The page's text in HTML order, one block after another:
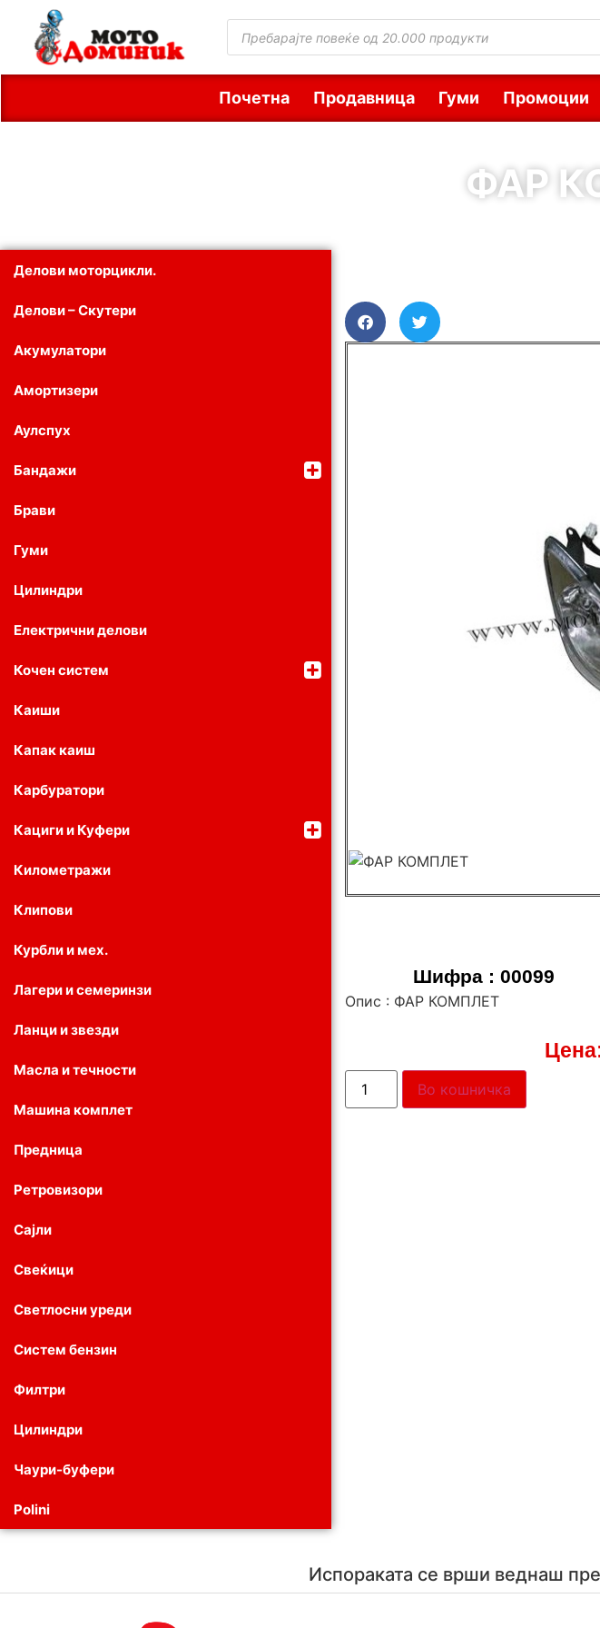
Почетна Продавница Гуми Промоции
ФАР
Делови моторцикли.
Делови – Скутери
Акумулатори
Амортизери
Аулспух
Бандажи
Брави
Гуми
Цилиндри
Електрични делови
Кочен систем
Каиши
Капак каиш
Карбуратори
Кациги и Куфери
Километражи
Клипови
Курбли и мех.
Лагери и семеринзи
Ланци и звезди
Масла и течности
Машина комплет
Предница
Ретровизори
Сајли
Свеќици
Светлосни уреди
Систем бензин
Филтри
Цилиндри
Чаури-буфери
Polini
Шифра : 00099
Опис : ФАР КОМПЛЕТ
Во кошничка
Испораката се врши веднаш